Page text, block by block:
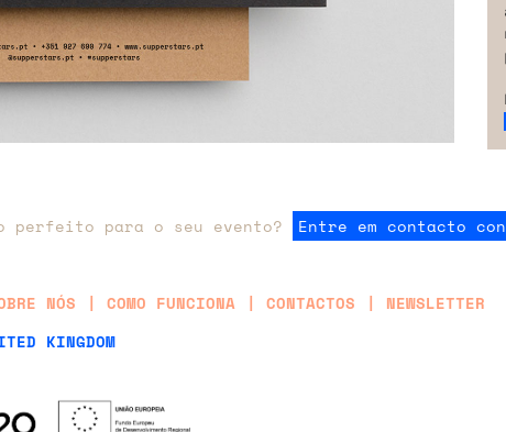
perfeito para o seu evento? Entre em contacto
NÓS COMO FUNCIONA CONTACTOS
NEWSLETTER
KINGDOM